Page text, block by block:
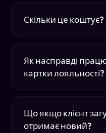
Скільки це коштує?
Як насправді
картки лояльності?
Що якщо клієнт
отримає новий?